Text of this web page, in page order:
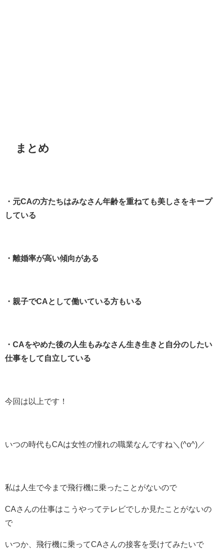
まとめ
・元CAの方たちはみなさん年齢を重ねても美しさをキープ
している
・離婚率が高い傾向がある
・親子でCAとして働いている方もいる
・CAをやめた後の人生もみなさん生き生きと自分のしたい
仕事をして自立している
今回は以上です！
いつの時代もCAは女性の憧れの職業なんですね＼(^o^)／
私は人生で今まで飛行機に乗ったことがないので
CAさんの仕事はこうやってテレビでしか見たことがないの
で
いつか、飛行機に乗ってCAさんの接客を受けてみたいで